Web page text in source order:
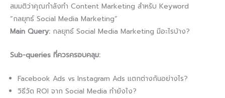
สมมติว่าคุณกำลังทำ Content Marketing สำหรับ Keyword
“กลยุทธ์ Social Media Marketing”
Main Query: กลยุทธ์ Social Media Marketing มีอะไรบ้าง?
Sub-queries ที่ควรครอบคลุม:
Facebook Ads vs Instagram Ads แตกต่างกันอย่างไร?
วิธีวัด ROI จาก Social Media ทำยังไง?